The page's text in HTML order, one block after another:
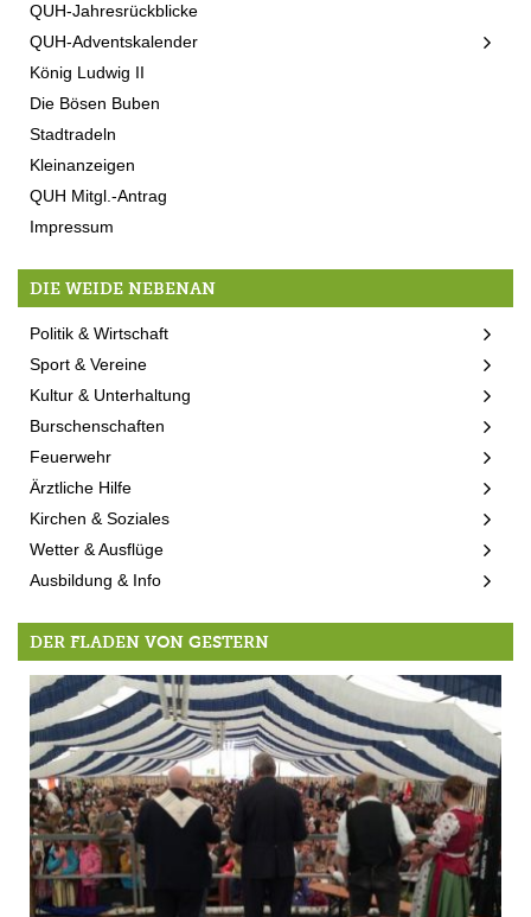
QUH-Jahresrückblicke
QUH-Adventskalender
König Ludwig II
Die Bösen Buben
Stadtradeln
Kleinanzeigen
QUH Mitgl.-Antrag
Impressum
DIE WEIDE NEBENAN
Politik & Wirtschaft
Sport & Vereine
Kultur & Unterhaltung
Burschenschaften
Feuerwehr
Ärztliche Hilfe
Kirchen & Soziales
Wetter & Ausflüge
Ausbildung & Info
DER FLADEN VON GESTERN